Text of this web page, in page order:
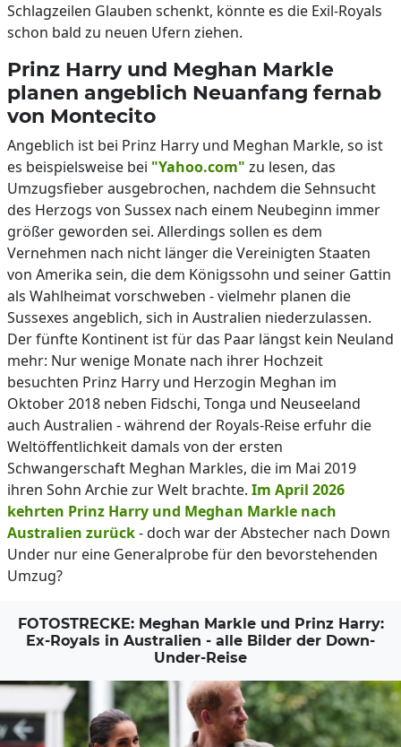
Schlagzeilen Glauben schenkt, könnte es die Exil-Royals
schon bald zu neuen Ufern ziehen.
Prinz Harry und Meghan Markle
planen angeblich Neuanfang fernab
von Montecito
Angeblich ist bei Prinz Harry und Meghan Markle, so ist
es beispielsweise bei "Yahoo.com" zu lesen, das
Umzugsfieber ausgebrochen, nachdem die Sehnsucht
des Herzogs von Sussex nach einem Neubeginn immer
größer geworden sei. Allerdings sollen es dem
Vernehmen nach nicht länger die Vereinigten Staaten
von Amerika sein, die dem Königssohn und seiner Gattin
als Wahlheimat vorschweben - vielmehr planen die
Sussexes angeblich, sich in Australien niederzulassen.
Der fünfte Kontinent ist für das Paar längst kein Neuland
mehr: Nur wenige Monate nach ihrer Hochzeit
besuchten Prinz Harry und Herzogin Meghan im
Oktober 2018 neben Fidschi, Tonga und Neuseeland
auch Australien - während der Royals-Reise erfuhr die
Weltöffentlichkeit damals von der ersten
Schwangerschaft Meghan Markles, die im Mai 2019
ihren Sohn Archie zur Welt brachte. Im April 2026
kehrten Prinz Harry und Meghan Markle nach
Australien zurück- doch war der Abstecher nach Down
Under nur eine Generalprobe für den bevorstehenden
Umzug?
FOTOSTRECKE: Meghan Markle und Prinz Harry:
Ex-Royals in Australien - alle Bilder der Down-
Under-Reise